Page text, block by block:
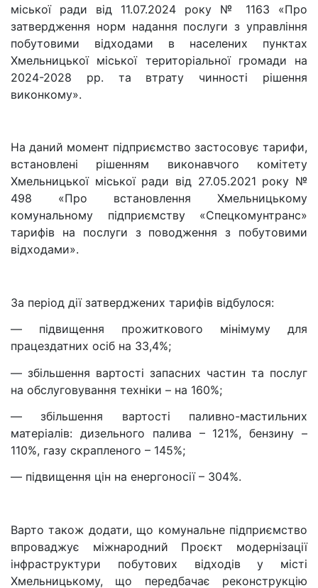
міської ради від 11.07.2024 року № 1163 «Про
затвердження норм надання послуги з управління
побутовими відходами в населених пунктах
Хмельницької міської територіальної громади на
2024-2028 рр. та втрату чинності рішення
виконкому».
На даний момент підприємство застосовує тарифи,
встановлені рішенням виконавчого комітету
Хмельницької міської ради від 27.05.2021 року №
498 «Про встановлення Хмельницькому
комунальному підприємству «Спецкомунтранс»
тарифів на послуги з поводження з побутовими
відходами».
За період дії затверджених тарифів відбулося:
— підвищення прожиткового мінімуму для
працездатних осіб на 33,4%;
— збільшення вартості запасних частин та послуг
на обслуговування техніки – на 160%;
— збільшення вартості паливно-мастильних
матеріалів: дизельного палива – 121%, бензину –
110%, газу скрапленого – 145%;
— підвищення цін на енергоносії – 304%.
Варто також додати, що комунальне підприємство
впроваджує міжнародний Проєкт модернізації
інфраструктури побутових відходів у місті
Хмельницькому, що передбачає реконструкцію